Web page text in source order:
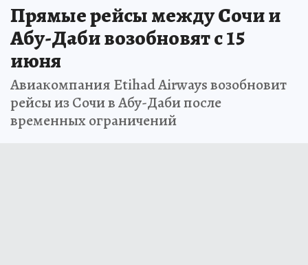
Прямые рейсы между Сочи и
Абу-Даби возобновят с 15
июня
Авиакомпания Etihad Airways возобновит
рейсы из Сочи в Абу-Даби после
временных ограничений